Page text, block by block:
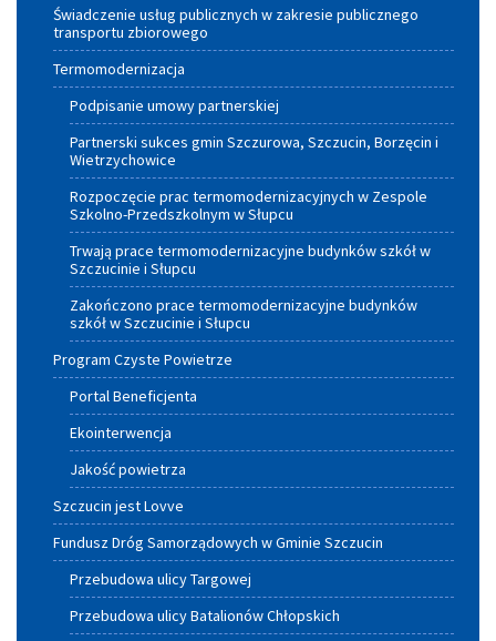
Świadczenie usług publicznych w zakresie publicznego
transportu zbiorowego
Termomodernizacja
Podpisanie umowy partnerskiej
Partnerski sukces gmin Szczurowa, Szczucin, Borzęcin i
Wietrzychowice
Rozpoczęcie prac termomodernizacyjnych w Zespole
Szkolno-Przedszkolnym w Słupcu
Trwają prace termomodernizacyjne budynków szkół w
Szczucinie i Słupcu
Zakończono prace termomodernizacyjne budynków
szkół w Szczucinie i Słupcu
Program Czyste Powietrze
Portal Beneficjenta
Ekointerwencja
Jakość powietrza
Szczucin jest Lovve
Fundusz Dróg Samorządowych w Gminie Szczucin
Przebudowa ulicy Targowej
Przebudowa ulicy Batalionów Chłopskich